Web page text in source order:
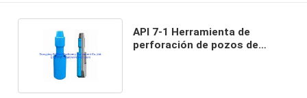
API 7-1 Herramienta de
perforación de pozos de